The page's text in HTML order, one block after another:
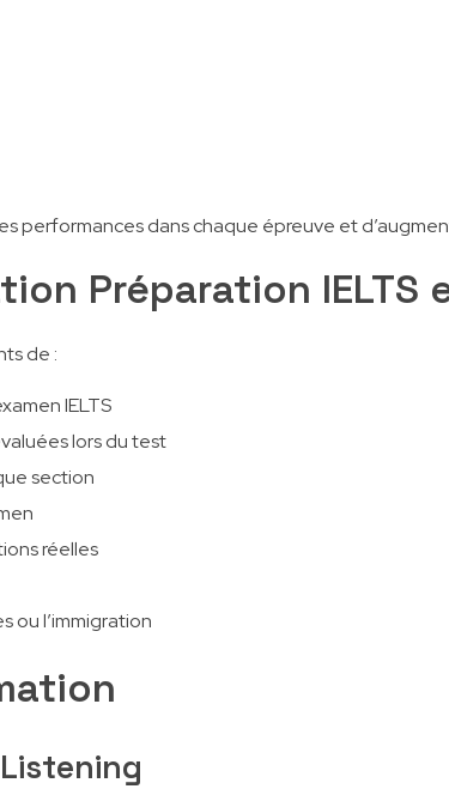
performances dans chaque épreuve et
Préparation IELTS
de :
IELTS
lors du test
section
réelles
ou l’immigration